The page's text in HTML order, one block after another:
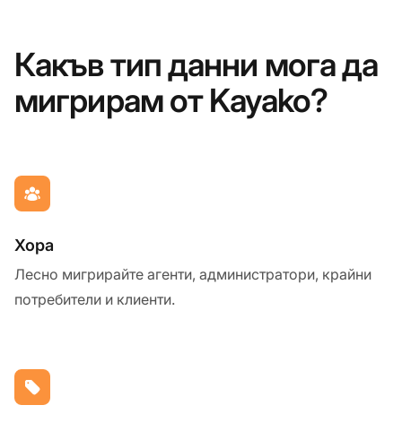
Какъв тип данни мога да
мигрирам от Kayako?
Хора
Лесно мигрирайте агенти, администратори, крайни
потребители и клиенти.